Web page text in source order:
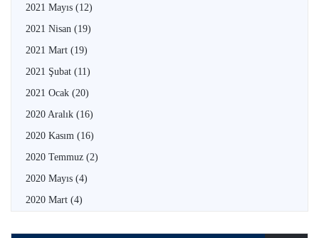
2021 Mayıs (12)
2021 Nisan (19)
2021 Mart (19)
2021 Şubat (11)
2021 Ocak (20)
2020 Aralık (16)
2020 Kasım (16)
2020 Temmuz (2)
2020 Mayıs (4)
2020 Mart (4)